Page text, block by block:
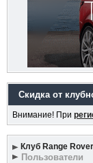
Скидка от
Внимание! При
Клуб Range
Пользователи